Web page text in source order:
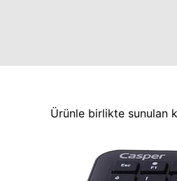
Ürünle birlikte sunulan